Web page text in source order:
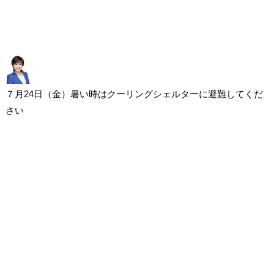
７月24日（金）暑い時はクーリングシェルターに避難してくだ
さい